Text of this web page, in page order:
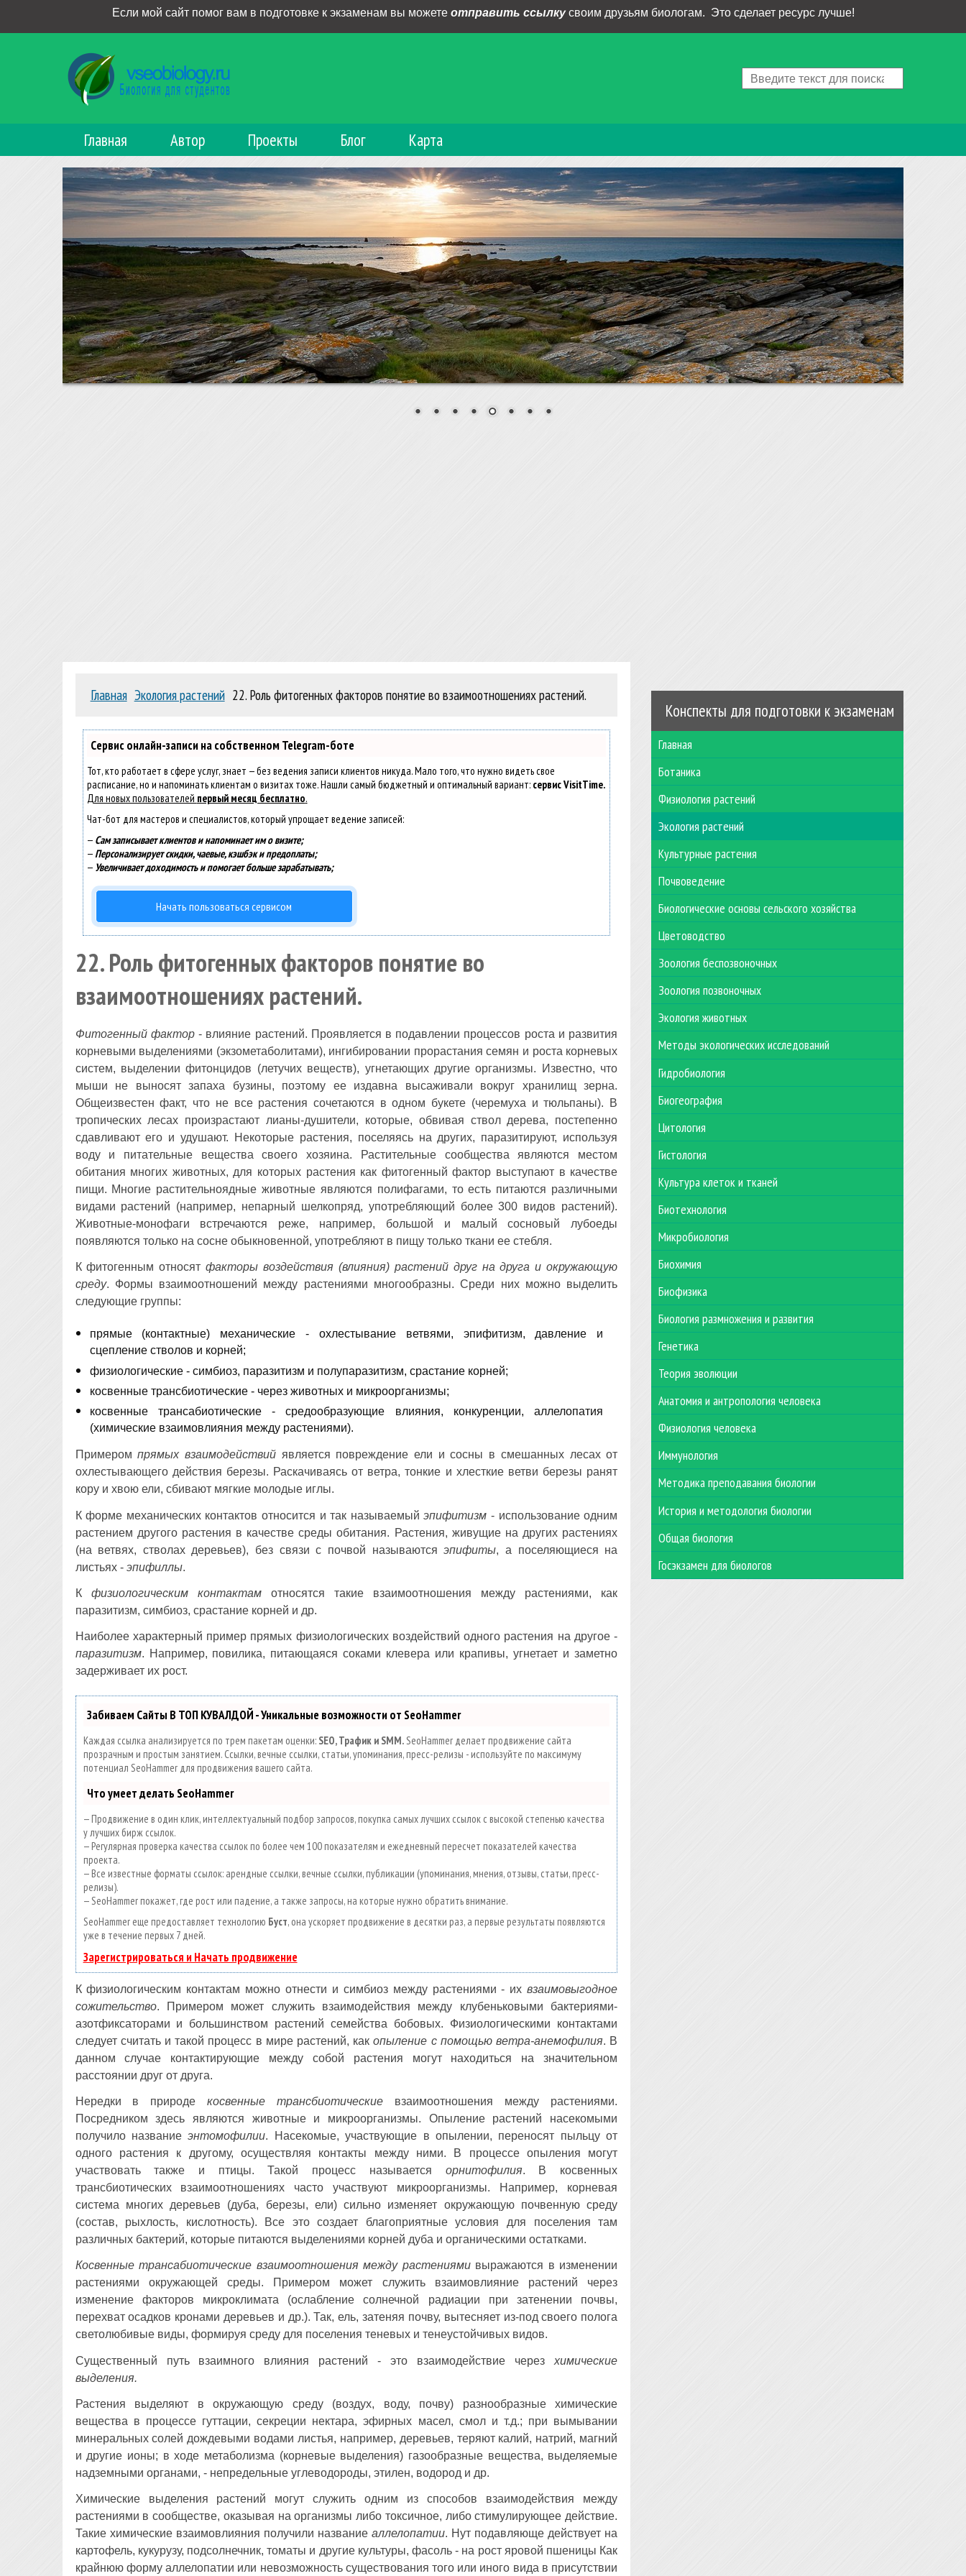
Если мой сайт помог вам в подготовке к экзаменам вы можете отправить ссылкусвоим друзьям биологам. Это сделает ресурс лучше!
Главная Автор Проекты Блог Карта
Главная Экология растений 22. Роль фитогенных факторов понятие во взаимоотношениях растений.
Сервис онлайн-записи на собственном Telegram-боте
Тот, кто работает в сфере услуг, знает — без ведения записи клиентов никуда. Мало того, что нужно видеть свое
расписание, но и напоминать клиентам о визитах тоже. Нашли самый бюджетный и оптимальный вариант: сервис VisitTime.
Для новых пользователей первый месяц бесплатно.
Чат-бот для мастеров и специалистов, который упрощает ведение записей:
— Сам записывает клиентов и напоминает им о визите;
— Персонализирует скидки, чаевые, кэшбэк и предоплаты;
— Увеличивает доходимость и помогает больше зарабатывать;
Начать пользоваться сервисом
22. Роль фитогенных факторов понятие во
взаимоотношениях растений.
Фитогенный фактор- влияние растений. Проявляется в подавлении процессов роста и развития
корневыми выделениями (экзометаболитами), ингибировании прорастания семян и роста корневых
систем, выделении фитонцидов (летучих веществ), угнетающих другие организмы. Известно, что
мыши не выносят запаха бузины, поэтому ее издавна высаживали вокруг хранилищ зерна.
Общеизвестен факт, что не все растения сочетаются в одном букете (черемуха и тюльпаны). В
тропических лесах произрастают лианы-душители, которые, обвивая ствол дерева, постепенно
сдавливают его и удушают. Некоторые растения, поселяясь на других, паразитируют, используя
воду и питательные вещества своего хозяина. Растительные сообщества являются местом
обитания многих животных, для которых растения как фитогенный фактор выступают в качестве
пищи. Многие растительноядные животные являются полифагами, то есть питаются различными
видами растений (например, непарный шелкопряд, употребляющий более 300 видов растений).
Животные-монофаги встречаются реже, например, большой и малый сосновый лубоеды
появляются только на сосне обыкновенной, употребляют в пищу только ткани ее стебля.
К фитогенным относятфакторы воздействия (влияния) растений друг на друга и окружающую
среду. Формы взаимоотношений между растениями многообразны. Среди них можно выделить
следующие группы:
прямые (контактные) механические - охлестывание ветвями, эпифитизм, давление и
сцепление стволов и корней;
физиологические - симбиоз, паразитизм и полупаразитизм, срастание корней;
косвенные трансбиотические - через животных и микроорганизмы;
косвенные трансабиотические - средообразующие влияния, конкуренции, аллелопатия
(химические взаимовлияния между растениями).
Примеромпрямых взаимодействийявляется повреждение ели и сосны в смешанных лесах от
охлестывающего действия березы. Раскачиваясь от ветра, тонкие и хлесткие ветви березы ранят
кору и хвою ели, сбивают мягкие молодые иглы.
К форме механических контактов относится и так называемыйэпифитизм - использование одним
растением другого растения в качестве среды обитания. Растения, живущие на других растениях
(на ветвях, стволах деревьев), без связи с почвой называютсяэпифиты, а поселяющиеся на
листьях - эпифиллы.
К физиологическим контактамотносятся такие взаимоотношения между растениями, как
паразитизм, симбиоз, срастание корней и др.
Наиболее характерный пример прямых физиологических воздействий одного растения на другое -
паразитизм. Например, повилика, питающаяся соками клевера или крапивы, угнетает и заметно
задерживает их рост.
Забиваем Сайты В ТОП КУВАЛДОЙ - Уникальные возможности от SeoHammer
Каждая ссылка анализируется по трем пакетам оценки: SEO, Трафик и SMM.SeoHammer делает продвижение сайта
прозрачным и простым занятием. Ссылки, вечные ссылки, статьи, упоминания, пресс-релизы - используйте по максимуму
потенциал SeoHammer для продвижения вашего сайта.
Что умеет делать SeoHammer
— Продвижение в один клик, интеллектуальный подбор запросов, покупка самых лучших ссылок с высокой степенью качества
у лучших бирж ссылок.
— Регулярная проверка качества ссылок по более чем 100 показателям и ежедневный пересчет показателей качества
проекта.
— Все известные форматы ссылок: арендные ссылки, вечные ссылки, публикации (упоминания, мнения, отзывы, статьи, пресс-
релизы).
— SeoHammer покажет, где рост или падение, а также запросы, на которые нужно обратить внимание.
SeoHammer еще предоставляет технологию Буст, она ускоряет продвижение в десятки раз, а первые результаты появляются
уже в течение первых 7 дней.
Зарегистрироваться и Начать продвижение
К физиологическим контактам можно отнести и симбиоз между растениями - ихвзаимовыгодное
сожительство. Примером может служить взаимодействия между клубеньковыми бактериями-
азотфиксаторами и большинством растений семейства бобовых. Физиологическими контактами
следует считать и такой процесс в мире растений, какопыление с помощью ветра-анемофилия. В
данном случае контактирующие между собой растения могут находиться на значительном
расстоянии друг от друга.
Нередки в природекосвенные трансбиотические взаимоотношения между растениями.
Посредником здесь являются животные и микроорганизмы. Опыление растений насекомыми
получило названиеэнтомофилии. Насекомые, участвующие в опылении, переносят пыльцу от
одного растения к другому, осуществляя контакты между ними. В процессе опыления могут
участвовать также и птицы. Такой процесс называется орнитофилия. В косвенных
трансбиотических взаимоотношениях часто участвуют микроорганизмы. Например, корневая
система многих деревьев (дуба, березы, ели) сильно изменяет окружающую почвенную среду
(состав, рыхлость, кислотность). Все это создает благоприятные условия для поселения там
различных бактерий, которые питаются выделениями корней дуба и органическими остатками.
Косвенные трансабиотические взаимоотношения между растениямивыражаются в изменении
растениями окружающей среды. Примером может служить взаимовлияние растений через
изменение факторов микроклимата (ослабление солнечной радиации при затенении почвы,
перехват осадков кронами деревьев и др.). Так, ель, затеняя почву, вытесняет из-под своего полога
светолюбивые виды, формируя среду для поселения теневых и тенеустойчивых видов.
Существенный путь взаимного влияния растений - это взаимодействие черезхимические
выделения.
Растения выделяют в окружающую среду (воздух, воду, почву) разнообразные химические
вещества в процессе гуттации, секреции нектара, эфирных масел, смол и т.д.; при вымывании
минеральных солей дождевыми водами листья, например, деревьев, теряют калий, натрий, магний
и другие ионы; в ходе метаболизма (корневые выделения) газообразные вещества, выделяемые
надземными органами, - непредельные углеводороды, этилен, водород и др.
Химические выделения растений могут служить одним из способов взаимодействия между
растениями в сообществе, оказывая на организмы либо токсичное, либо стимулирующее действие.
Такие химические взаимовлияния получили название аллелопатии. Нут подавляюще действует на
картофель, кукурузу, подсолнечник, томаты и другие культуры, фасоль - на рост яровой пшеницы Как
крайнюю форму аллелопатии или невозможность существования того или иного вида в присутствии
Конспекты для подготовки к экзаменам
Главная
Ботаника
Физиология растений
Экология растений
Культурные растения
Почвоведение
Биологические основы сельского хозяйства
Цветоводство
Зоология беспозвоночных
Зоология позвоночных
Экология животных
Методы экологических исследований
Гидробиология
Биогеография
Цитология
Гистология
Культура клеток и тканей
Биотехнология
Микробиология
Биохимия
Биофизика
Биология размножения и развития
Генетика
Теория эволюции
Анатомия и антропология человека
Физиология человека
Иммунология
Методика преподавания биологии
История и методология биологии
Общая биология
Госэкзамен для биологов